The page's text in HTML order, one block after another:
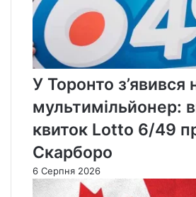
У Торонто з’явився
мультимільйонер:
квиток Lotto 6/49
Скарборо
6 Серпня 2026